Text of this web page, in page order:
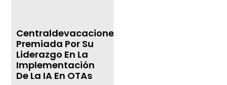
Centraldevacaciones.com,
Premiada Por Su
Liderazgo En La
Implementación
De La IA En OTAs